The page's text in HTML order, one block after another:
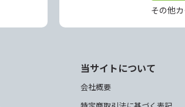
その他
当サイトについて
会社概要